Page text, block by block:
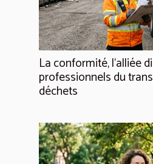
La conformité, l'alliée
professionnels du
déchets